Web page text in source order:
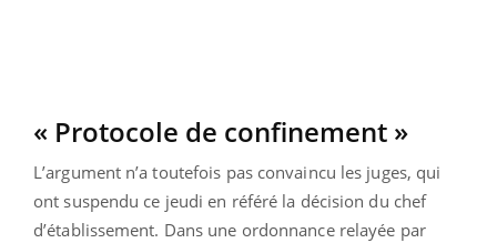
« Protocole de confinement »
L’argument n’a toutefois pas convaincu les juges, qui
ont suspendu ce jeudi en référé la décision du chef
d’établissement. Dans une ordonnance relayée par